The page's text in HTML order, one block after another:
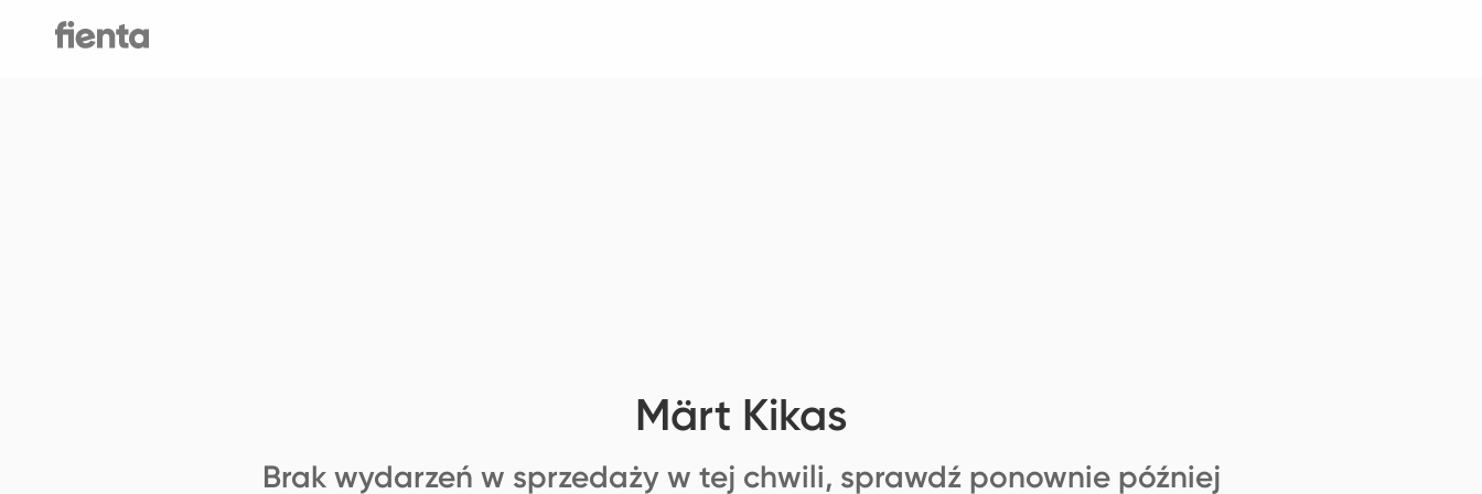
Märt Kikas
Brak wydarzeń w sprzedaży w tej chwili, sprawdź ponownie później